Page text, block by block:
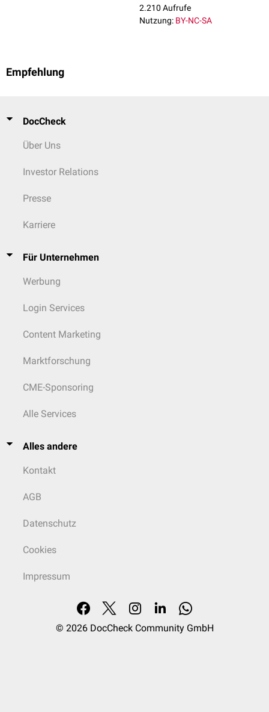
2.210 Aufrufe
Nutzung: BY-NC-SA
Empfehlung
DocCheck
Über Uns
Investor Relations
Presse
Karriere
Für Unternehmen
Werbung
Login Services
Content Marketing
Marktforschung
CME-Sponsoring
Alle Services
Alles andere
Kontakt
AGB
Datenschutz
Cookies
Impressum
© 2026 DocCheck Community GmbH